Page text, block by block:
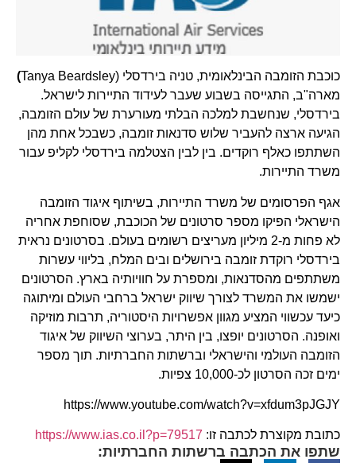
כוכבת הזומבה הבינלאומית, טניה בירדסלי (Tanya Beardsley
)
מארה"ב, התגייסה בשבוע שעבר לעידוד התיירות לישראל.
בירדסלי, שנחשבת למלכה הבלתי מעורערת של עולם הזומבה,
הגיעה ארצה להעביר שלוש סדנאות זומבה, כשבכל אחת מהן
השתתפו כאלף רוקדים. בין לבין הצטלמה בירדסלי לקליפ עבור
משרד התיירות.
אגף הפרסומים של משרד התיירות, בשיתוף איגוד הזומבה
הישראלי הפיקו מספר סרטונים של הכוכבת, שסוחפת אחריה
לא פחות מ-2 מיליון מעריצים רשומים בעולם. בסרטונים נראית
בירדסלי רוקדת זומבה בירושלים ובים המלח, בליווי עשרות
משתתפים מהסדנאות, ומספרת על חוויותיה בארץ. הסרטונים
ישמשו את המשרד לצורך שיווק ישראל ברחבי העולם ומיתוגה
כיעד עכשווי המציע מגוון אפשרויות היסטוריה, תרבות מוזיקה
ואופנה. הסרטונים יופצו, בין היתר, בערוצי השיווק של איגוד
הזומבה העולמי והישראלי וברשתות החברתיות. תוך מספר
ימים זכה הסרטון לכ-10,000 צפיות.
https://www.youtube.com/watch?v=xfdum3pJGJY
כתובת מקוצרת לכתבה זו: https://www.ias.co.il?p=79517
שתפו את הכתבה ברשתות החברתיות: